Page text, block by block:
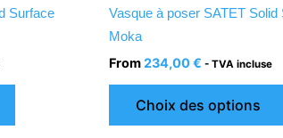
Surface
Vasque à poser SATET Solid
Moka
From234,00€ - TVA incluse
Choix des options